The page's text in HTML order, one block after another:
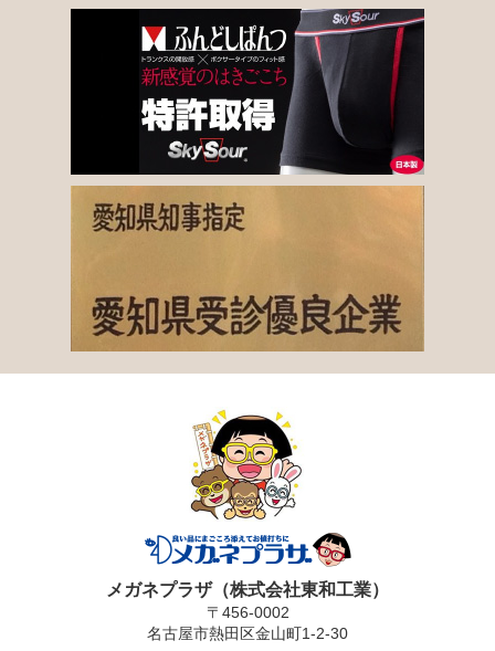
メガネプラザ（株式会社東和工業）
〒456-0002
名古屋市熱田区金山町1-2-30